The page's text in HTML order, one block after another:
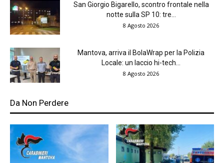
San Giorgio Bigarello, scontro frontale nella
notte sulla SP 10: tre...
8 Agosto 2026
Mantova, arriva il BolaWrap per la Polizia
Locale: un laccio hi-tech...
8 Agosto 2026
Da Non Perdere